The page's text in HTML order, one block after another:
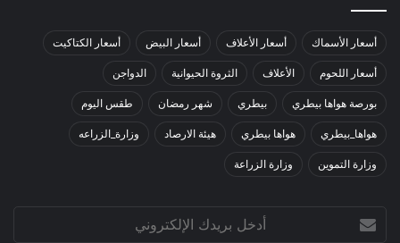
أسعار الأسماك أسعار الأعلاف أسعار البيض أسعار الكتاكيت
أسعار اللحوم الأعلاف الثروة الحيوانية الدواجن
بورصة هواها بيطري بيطري شهر رمضان طقس اليوم
هواها_بيطري هواها بيطري هيئة الارصاد وزارة_الزراعه
وزارة التموين وزارة الزراعة
أدخل
بريدك